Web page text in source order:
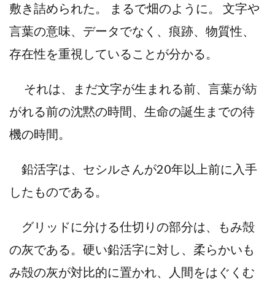
敷き詰められた。 まるで畑のように。 文字や
言葉の意味、データでなく、痕跡、物質性、
存在性を重視していることが分かる。
それは、まだ文字が生まれる前、言葉が紡
がれる前の沈黙の時間、生命の誕生までの待
機の時間。
鉛活字は、セシルさんが20年以上前に入手
したものである。
グリッドに分ける仕切りの部分は、もみ殻
の灰である。硬い鉛活字に対し、柔らかいも
み殻の灰が対比的に置かれ、人間をはぐくむ